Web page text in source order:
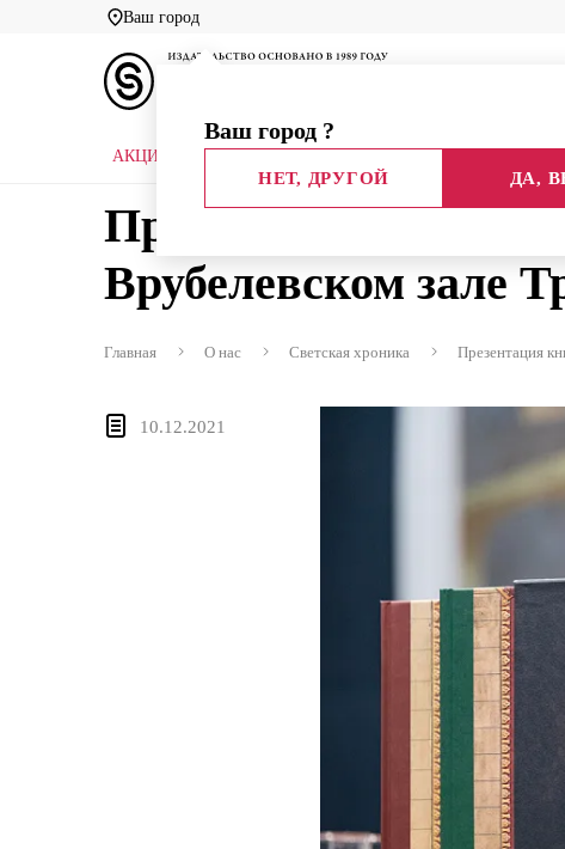
Ваш город
Ваш город ?
НЕТ, ДРУГОЙ ДА,
АКЦИИ
Презентация книги
Врубелевском зале
Главная О нас Светская хроника Презентация
10.12.2021